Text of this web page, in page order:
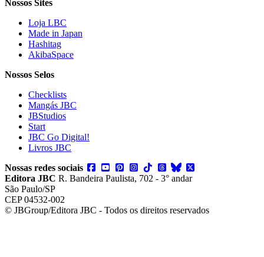
Nossos Sites
Loja LBC
Made in Japan
Hashitag
AkibaSpace
Nossos Selos
Checklists
Mangás JBC
JBStudios
Start
JBC Go Digital!
Livros JBC
Nossas redes sociais
Editora JBC R. Bandeira Paulista, 702 - 3° andar
São Paulo/SP
CEP 04532-002
© JBGroup/Editora JBC - Todos os direitos reservados